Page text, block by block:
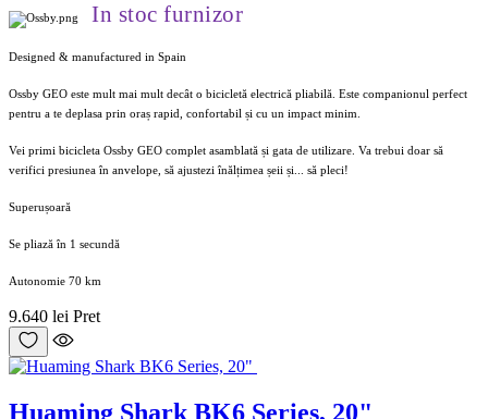
In stoc furnizor
Designed & manufactured in Spain
Ossby GEO este mult mai mult decât o bicicletă electrică pliabilă. Este companionul perfect
pentru a te deplasa prin oraș rapid, confortabil și cu un impact minim.
Vei primi bicicleta Ossby GEO complet asamblată și gata de utilizare. Va trebui doar să
verifici presiunea în anvelope, să ajustezi înălțimea șeii și... să pleci!
Superușoară
Se pliază în 1 secundă
Autonomie 70 km
9.640 lei Pret
Huaming Shark BK6 Series, 20"